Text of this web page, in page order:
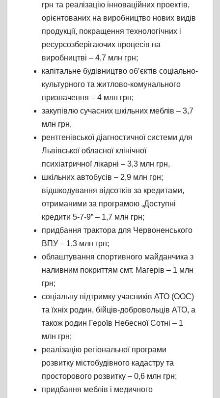
грн та реалізацію інноваційних проектів,
орієнтованих на виробництво нових видів
продукції, покращення технологічних і
ресурсозберігаючих процесів на
виробництві – 4,7 млн грн;
капітальне будівництво об’єктів соціально-
культурного та житлово-комунального
призначення – 4 млн грн;
закупівлю сучасних шкільних меблів – 3,7
млн грн,
рентгенівської діагностичної системи для
Львівської обласної клінічної
психіатричної лікарні – 3,3 млн грн,
шкільних автобусів – 2,9 млн грн;
відшкодування відсотків за кредитами,
отриманими за програмою „Доступні
кредити 5-7-9” – 1,7 млн грн;
придбання трактора для Червоненського
ВПУ – 1,3 млн грн;
облаштування спортивного майданчика з
наливним покриттям смт. Магерів – 1 млн
грн;
соціальну підтримку учасників АТО (ООС)
та їхніх родин, бійців-добровольців АТО, а
також родин Героїв Небесної Сотні – 1
млн грн;
реалізацію регіональної програми
розвитку містобудівного кадастру та
просторового розвитку – 0,6 млн грн;
придбання меблів і медичного